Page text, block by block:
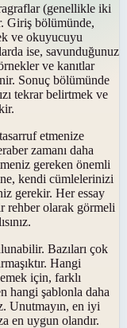
(genellikle iki
Giriş bölümünde,
ve okuyucuyu
ise, savunduğunuz
ve kanıtlar
Sonuç bölümünde
tekrar belirtmek ve
etmenize
zamanı daha
gereken önemli
kendi cümlelerinizi
gerekir. Her essay
rehber olarak görmeli
Bazıları çok
Hangi
için, farklı
hangi şablonla daha
Unutmayın, en iyi
en uygun olandır.